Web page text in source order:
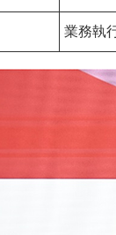
業務執